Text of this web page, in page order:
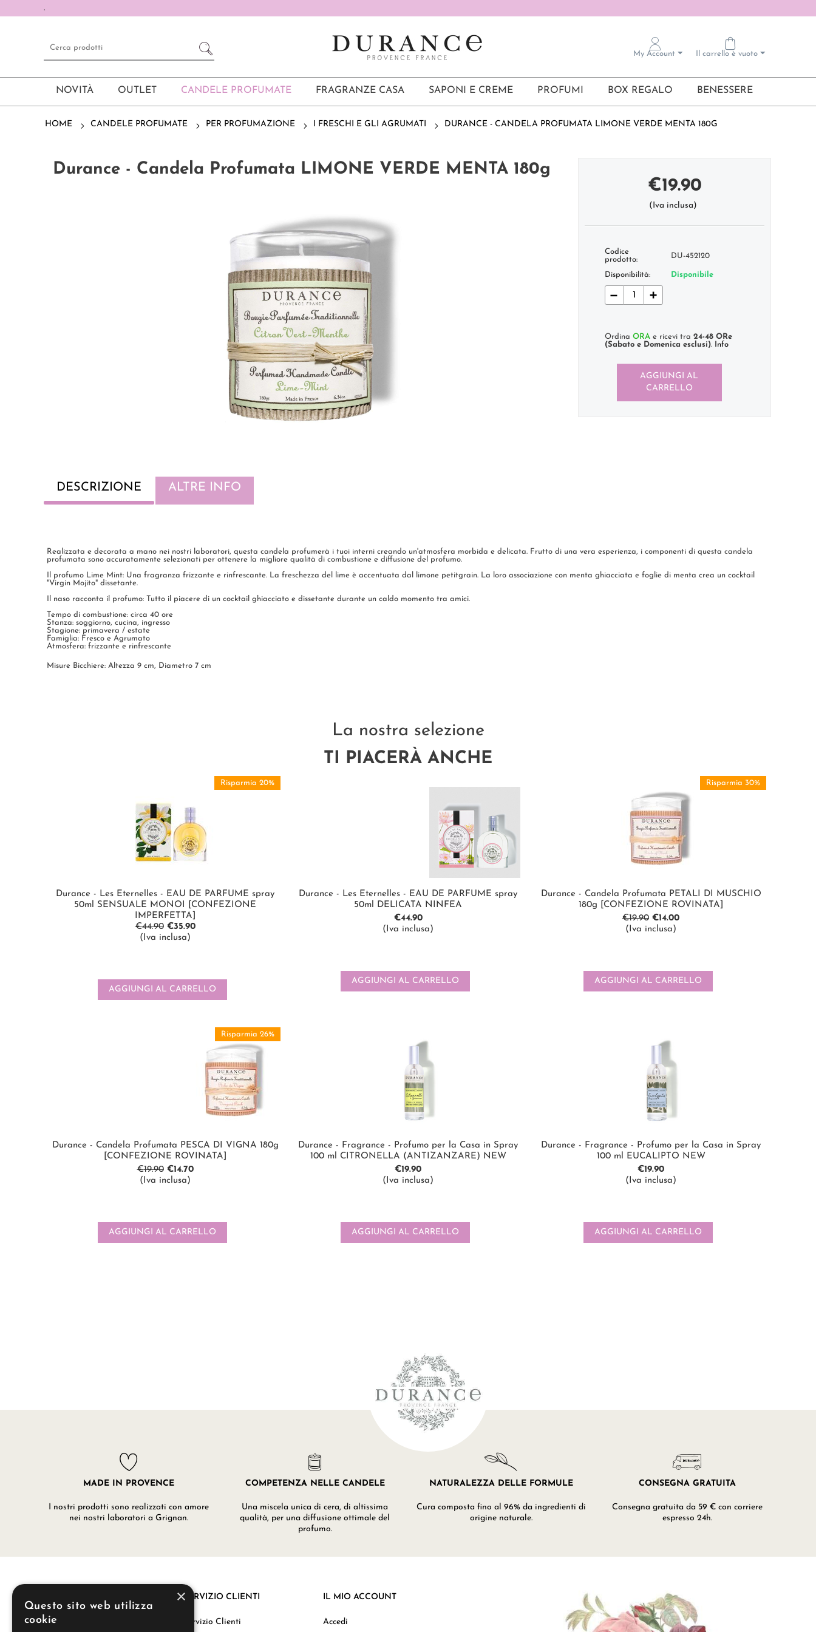
.
Il carrello è vuoto
My Account
NOVITÀ OUTLET CANDELE PROFUMATE FRAGRANZE CASA SAPONI E CREME PROFUMI BOX REGALO BENESSERE
HOME CANDELE PROFUMATE PER PROFUMAZIONE I FRESCHI E GLI AGRUMATI DURANCE - CANDELA PROFUMATA LIMONE VERDE MENTA 180G
Durance - Candela Profumata LIMONE VERDE MENTA 180g
€19.90
(Iva inclusa)
Codice
prodotto:
DU-452120
Disponibilità: Disponibile
+
−
Ordina ORA e ricevi tra 24-48 ORe
(Sabato e Domenica esclusi). Info
AGGIUNGI AL
CARRELLO
DESCRIZIONE ALTRE INFO
Realizzata e decorata a mano nei nostri laboratori, questa candela profumerà i tuoi interni creando un'atmosfera morbida e delicata. Frutto di una vera esperienza, i componenti di questa candela
profumata sono accuratamente selezionati per ottenere la migliore qualità di combustione e diffusione del profumo.
Il profumo Lime Mint: Una fragranza frizzante e rinfrescante. La freschezza del lime è accentuata dal limone petitgrain. La loro associazione con menta ghiacciata e foglie di menta crea un cocktail
"Virgin Mojito" dissetante.
Il naso racconta il profumo: Tutto il piacere di un cocktail ghiacciato e dissetante durante un caldo momento tra amici.
Tempo di combustione: circa 40 ore
Stanza: soggiorno, cucina, ingresso
Stagione: primavera / estate
Famiglia: Fresco e Agrumato
Atmosfera: frizzante e rinfrescante
Misure Bicchiere: Altezza 9 cm, Diametro 7 cm
La nostra selezione
TI PIACERÀ ANCHE
Risparmia 20%
Durance - Les Eternelles - EAU DE PARFUME spray
50ml SENSUALE MONOI [CONFEZIONE
IMPERFETTA]
€44.90 €35.90
(Iva inclusa)
AGGIUNGI AL CARRELLO
Durance - Les Eternelles - EAU DE PARFUME spray
50ml DELICATA NINFEA
€44.90
(Iva inclusa)
AGGIUNGI AL CARRELLO
Risparmia 30%
Durance - Candela Profumata PETALI DI MUSCHIO
180g [CONFEZIONE ROVINATA]
€19.90 €14.00
(Iva inclusa)
AGGIUNGI AL CARRELLO
Risparmia 26%
Durance - Candela Profumata PESCA DI VIGNA 180g
[CONFEZIONE ROVINATA]
€19.90 €14.70
(Iva inclusa)
AGGIUNGI AL CARRELLO
Durance - Fragrance - Profumo per la Casa in Spray
100 ml CITRONELLA (ANTIZANZARE) NEW
€19.90
(Iva inclusa)
AGGIUNGI AL CARRELLO
Durance - Fragrance - Profumo per la Casa in Spray
100 ml EUCALIPTO NEW
€19.90
(Iva inclusa)
AGGIUNGI AL CARRELLO
MADE IN PROVENCE
I nostri prodotti sono realizzati con amore
nei nostri laboratori a Grignan.
COMPETENZA NELLE CANDELE
Una miscela unica di cera, di altissima
qualità, per una diffusione ottimale del
profumo.
NATURALEZZA DELLE FORMULE
Cura composta fino al 96% da ingredienti di
origine naturale.
CONSEGNA GRATUITA
Consegna gratuita da 59 € con corriere
espresso 24h.
La nostra storia
SERVIZIO CLIENTI
Servizio Clienti
IL MIO ACCOUNT
Accedi
×
Questo sito web utilizza
cookie